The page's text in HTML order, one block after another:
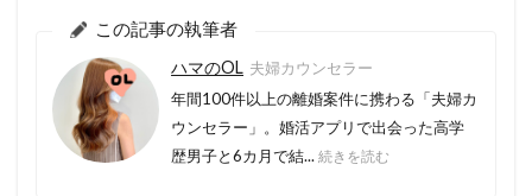
この記事の執筆者
ハマのOL 夫婦カウンセラー
年間100件以上の離婚案件に携わる「夫婦カ
ウンセラー」。婚活アプリで出会った高学
歴男子と6カ月で結... 続きを読む